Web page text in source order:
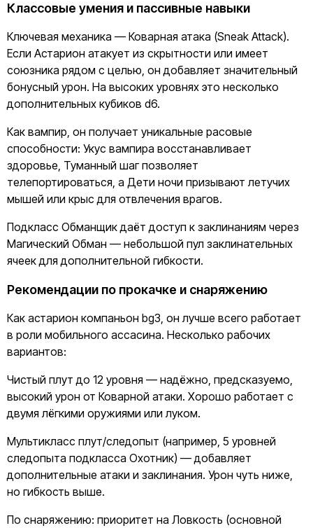
Классовые умения и пассивные навыки
Ключевая механика — Коварная атака (Sneak Attack).
Если Астарион атакует из скрытности или имеет
союзника рядом с целью, он добавляет значительный
бонусный урон. На высоких уровнях это несколько
дополнительных кубиков d6.
Как вампир, он получает уникальные расовые
способности: Укус вампира восстанавливает
здоровье, Туманный шаг позволяет
телепортироваться, а Дети ночи призывают летучих
мышей или крыс для отвлечения врагов.
Подкласс Обманщик даёт доступ к заклинаниям через
Магический Обман — небольшой пул заклинательных
ячеек для дополнительной гибкости.
Рекомендации по прокачке и снаряжению
Как астарион компаньон bg3, он лучше всего работает
в роли мобильного ассасина. Несколько рабочих
вариантов:
Чистый плут до 12 уровня — надёжно, предсказуемо,
высокий урон от Коварной атаки. Хорошо работает с
двумя лёгкими оружиями или луком.
Мультикласс плут/следопыт (например, 5 уровней
следопыта подкласса Охотник) — добавляет
дополнительные атаки и заклинания. Урон чуть ниже,
но гибкость выше.
По снаряжению: приоритет на Ловкость (основной